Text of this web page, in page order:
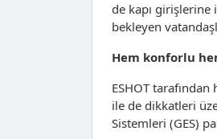
de kapı
bekleyen
Hem konforlu
ESHOT
ile de dikkatleri
Sistemleri (GES)